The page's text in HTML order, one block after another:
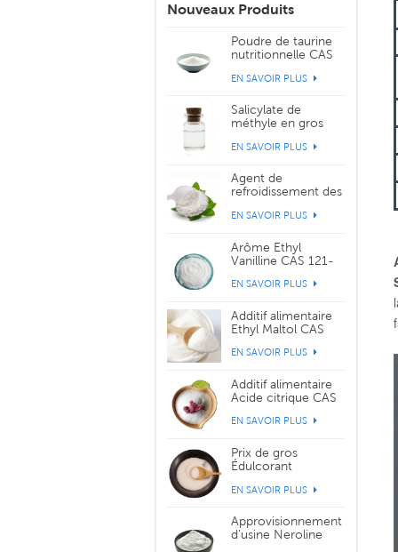
Nouveaux Produits
Poudre de taurine
nutritionnelle CAS
EN SAVOIR PLUS
Salicylate de
méthyle en gros
EN SAVOIR PLUS
Agent de
refroidissement des
WS-3 CAS 39711-
EN SAVOIR PLUS
Arôme Ethyl
Vanilline CAS 121-
EN SAVOIR PLUS
Additif alimentaire
Ethyl Maltol CAS
EN SAVOIR PLUS
Additif alimentaire
Acide citrique CAS
EN SAVOIR PLUS
Prix de gros
Édulcorant
56038-13-2
EN SAVOIR PLUS
Approvisionnement
d'usine Neroline